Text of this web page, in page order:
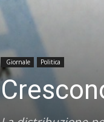
Giornale Politica